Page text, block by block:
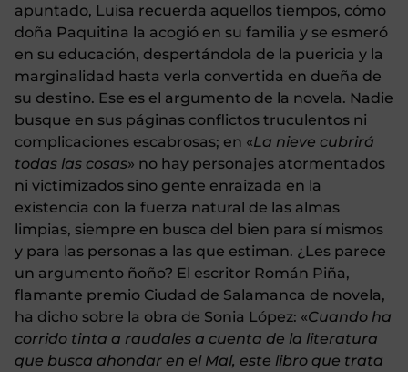
apuntado, Luisa recuerda aquellos tiempos, cómo
doña Paquitina la acogió en su familia y se esmeró
en su educación, despertándola de la puericia y la
marginalidad hasta verla convertida en dueña de
su destino. Ese es el argumento de la novela. Nadie
busque en sus páginas conflictos truculentos ni
complicaciones escabrosas; en «La nieve cubrirá
todas las cosas» no hay personajes atormentados
ni victimizados sino gente enraizada en la
existencia con la fuerza natural de las almas
limpias, siempre en busca del bien para sí mismos
y para las personas a las que estiman. ¿Les parece
un argumento ñoño? El escritor Román Piña,
flamante premio Ciudad de Salamanca de novela,
ha dicho sobre la obra de Sonia López: «Cuando ha
corrido tinta a raudales a cuenta de la literatura
que busca ahondar en el Mal, este libro que trata